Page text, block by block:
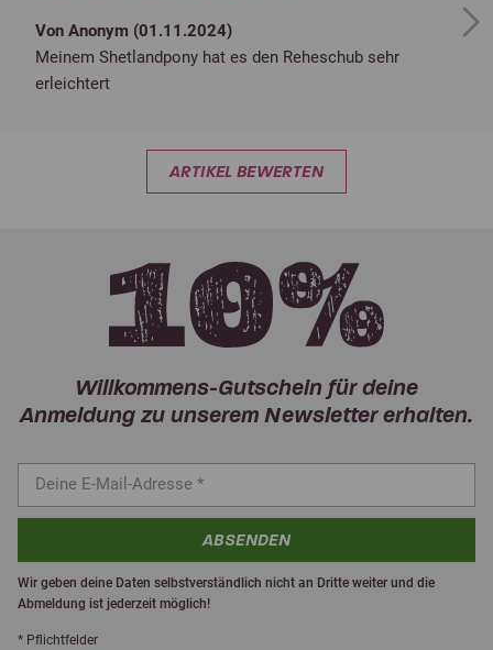
Von Anonym (01.11.2024)
Meinem Shetlandpony hat es den Reheschub sehr
erleichtert
Next
ARTIKEL BEWERTEN
Willkommens-Gutschein für deine
Anmeldung zu unserem Newsletter erhalten.
ABSENDEN
Wir geben deine Daten selbstverständlich nicht an Dritte weiter und die
Abmeldung ist jederzeit möglich!
* Pflichtfelder